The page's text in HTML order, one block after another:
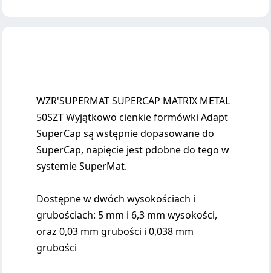
WZR'SUPERMAT SUPERCAP MATRIX METAL
50SZT Wyjątkowo cienkie formówki Adapt
SuperCap są wstępnie dopasowane do
SuperCap, napięcie jest pdobne do tego w
systemie SuperMat.
Dostępne w dwóch wysokościach i
grubościach: 5 mm i 6,3 mm wysokości,
oraz 0,03 mm grubości i 0,038 mm
grubości